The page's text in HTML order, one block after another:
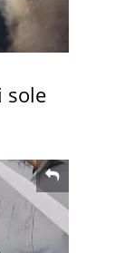
sole